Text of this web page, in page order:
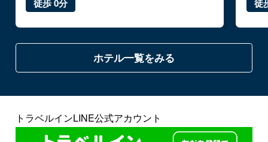
徒歩 0分
徒
ホテル一覧をみる
トラベルインLINE公式アカウント